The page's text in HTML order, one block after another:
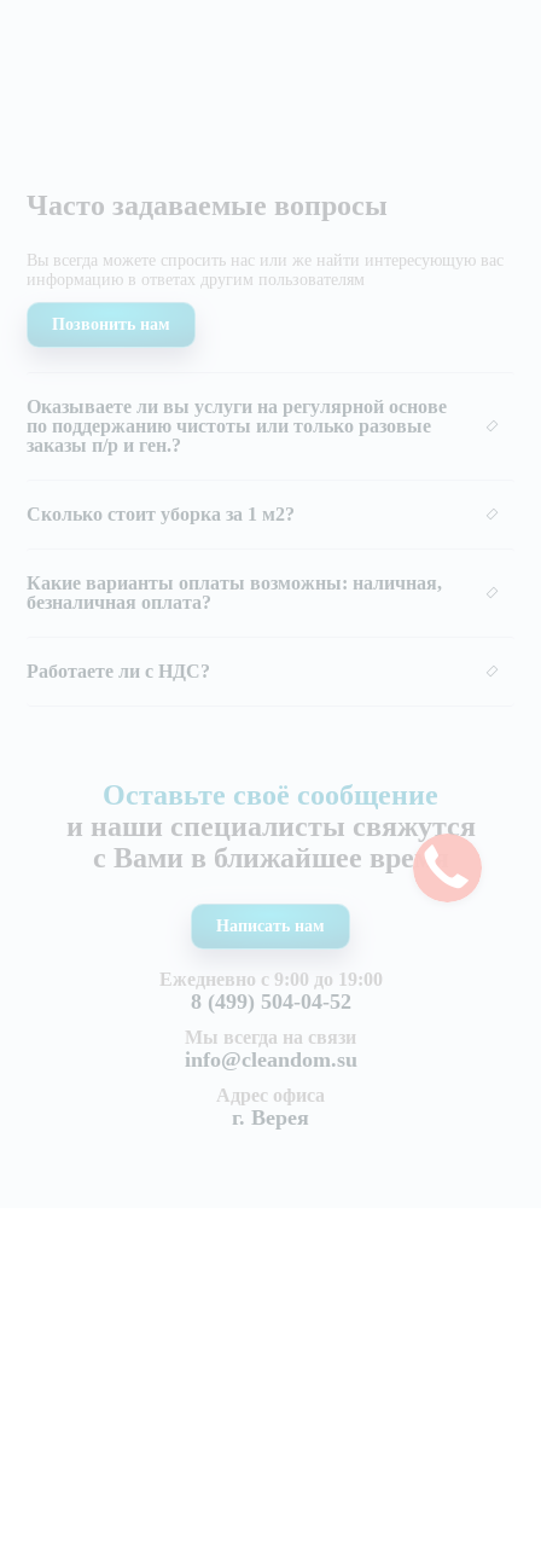
Часто задаваемые вопросы
Вы всегда можете спросить нас или же найти интересующую вас
информацию в ответах другим пользователям
Позвонить нам
Оказываете ли вы услуги на регулярной основе
по поддержанию чистоты или только разовые
заказы п/р и ген.?
Сколько стоит уборка за 1 м2?
Какие варианты оплаты возможны: наличная,
безналичная оплата?
Работаете ли с НДС?
Оставьте своё сообщение
и наши специалисты свяжутся
с Вами в ближайшее время
Написать нам
Ежедневно с 9:00 до 19:00
8 (499) 504-04-52
Мы всегда на связи
info@cleandom.su
Адрес офиса
г. Верея